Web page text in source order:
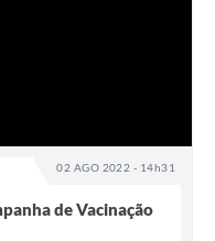
02 AGO 2022 - 14h31
de Vacinação